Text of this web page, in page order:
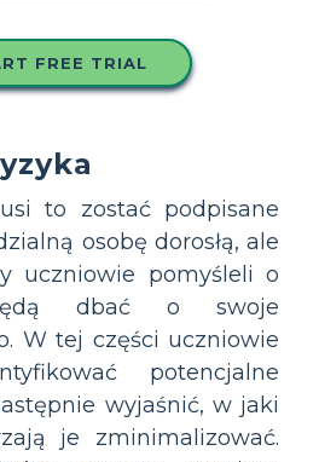
FREE TRIAL
to zostać podpisane
osobę dorosłą, ale
uczniowie pomyśleli o
dbać o swoje
W tej części uczniowie
potencjalne
wyjaśnić, w jaki
je zminimalizować.